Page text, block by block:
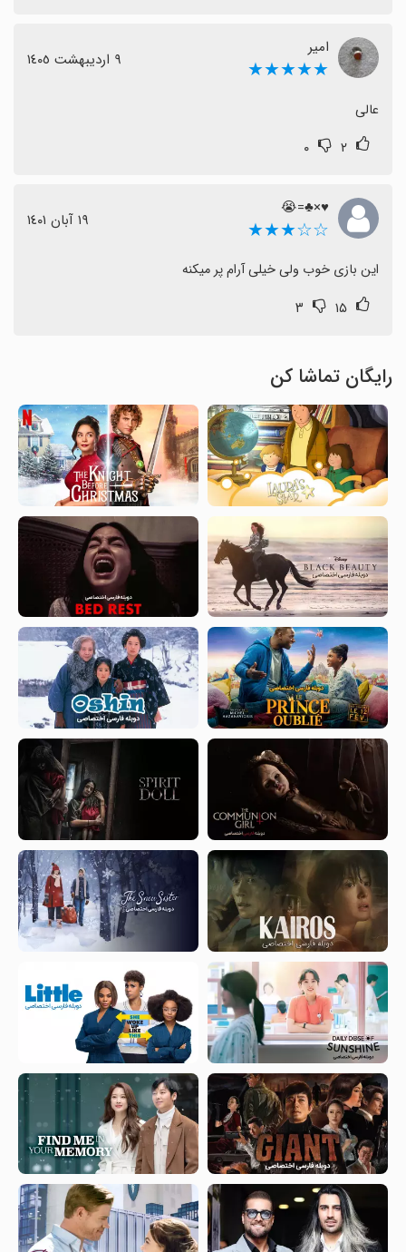
امیر
★★★★★ ٩ اردیبهشت ١٤٠٥
عالی
۲ ۰
♥×♣=😭
☆☆★★★ ١٩ آبان ١٤٠١
این بازی خوب ولی خیلی آرام پر میکنه
۱۵ ۳
رایگان تماشا کن